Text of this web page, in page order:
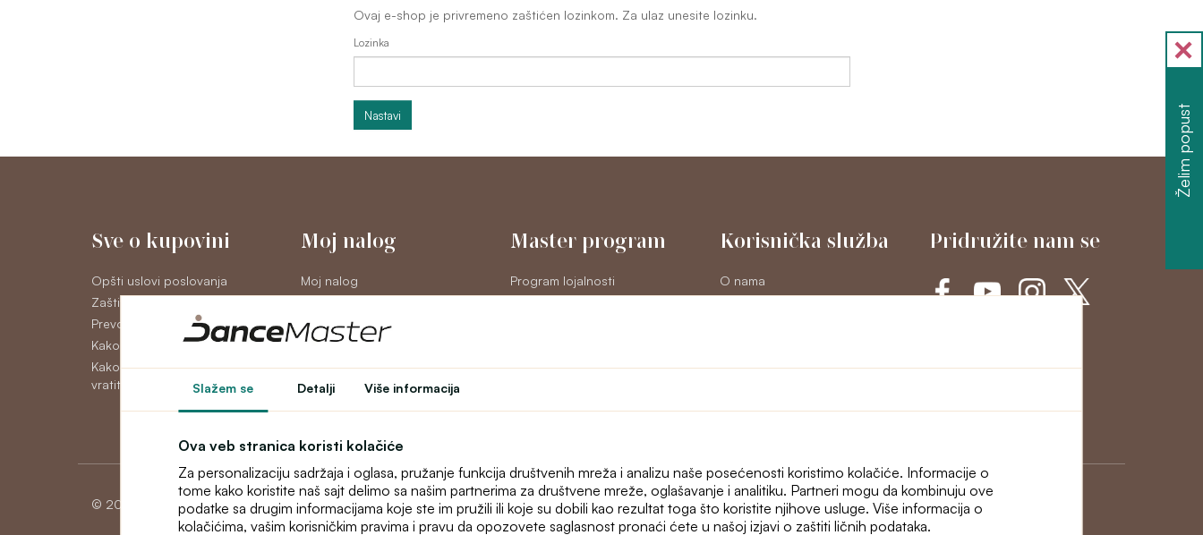
Slažem se Detalji Više informacija
Ova veb stranica koristi kolačiće
Za personalizaciju sadržaja i oglasa, pružanje funkcija društvenih mreža i analizu naše posećenosti koristimo kolačiće. Informacije o
tome kako koristite naš sajt delimo sa našim partnerima za društvene mreže, oglašavanje i analitiku. Partneri mogu da kombinuju ove
podatke sa drugim informacijama koje ste im pružili ili koje su dobili kao rezultat toga što koristite njihove usluge. Više informacija o
kolačićima, vašim korisničkim pravima i pravu da opozovete saglasnost pronaći ćete u našoj izjavi o zaštiti ličnih podataka.
Ovaj e-shop je privremeno zaštićen lozinkom. Za ulaz unesite lozinku.
Lozinka
Nastavi
Sve o kupovini
Opšti uslovi poslovanja
Zaštita ličnih podataka GDPR
Prevoz
Kako platiti
Kako reklamirati, zameniti ili
vratiti robu
Moj nalog
Moj nalog
Novosti
Master program
Program lojalnosti
Korisnička služba
O nama
odustajanje
Pridružite nam se
© 2026 Dancemaster
Želim popust